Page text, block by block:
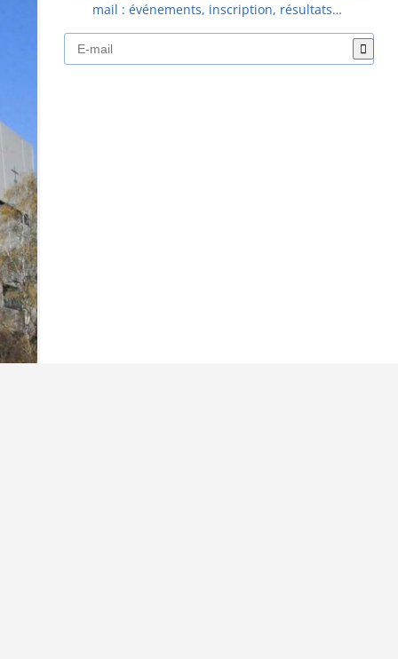
mail : événements, inscription, résultats…
